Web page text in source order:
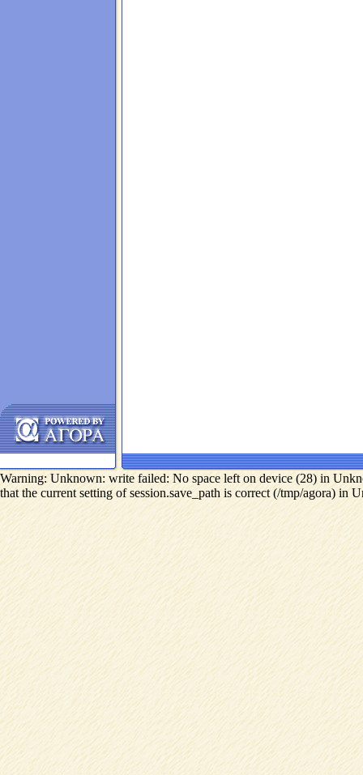
Warning: Unknown: write failed: No space left on device (28) in
that the current setting of session.save_path is correct (/tmp/agora) in